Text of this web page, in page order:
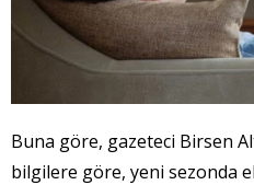
Buna göre, gazeteci Birsen
bilgilere göre, yeni sezonda